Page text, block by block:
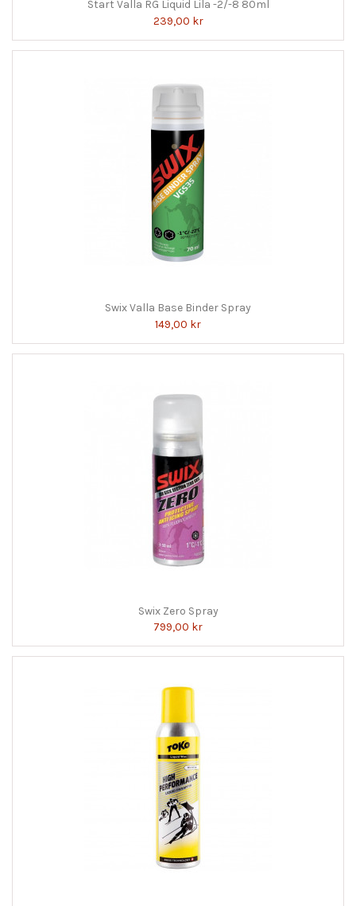
Start Valla RG Liquid Lila -2/-8 80ml
239,00 kr
Swix Valla Base Binder Spray
149,00 kr
Swix Zero Spray
799,00 kr